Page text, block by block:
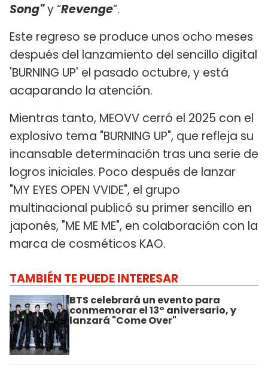
Song"y “Revenge”.
Este regreso se produce unos ocho meses
después del lanzamiento del sencillo digital
'BURNING UP' el pasado octubre, y está
acaparando la atención.
Mientras tanto, MEOVV cerró el 2025 con el
explosivo tema "BURNING UP", que refleja su
incansable determinación tras una serie de
logros iniciales. Poco después de lanzar
"MY EYES OPEN VVIDE", el grupo
multinacional publicó su primer sencillo en
japonés, "ME ME ME", en colaboración con la
marca de cosméticos KAO.
TAMBIÉN TE PUEDE INTERESAR
BTS celebrará un evento para
conmemorar el 13° aniversario, y
lanzará "Come Over"